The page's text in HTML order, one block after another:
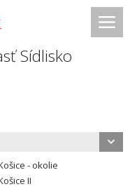
Sídlisko
- okolie
II